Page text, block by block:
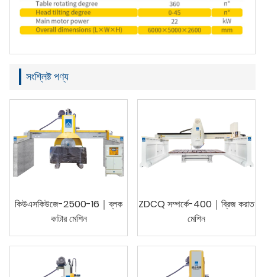
সংশ্লিষ্ট পণ্য
কিউএসকিউজে-2500-16｜ব্লক
কাটার মেশিন
ZDCQ সম্পর্কে-400｜ব্রিজ করাত
মেশিন